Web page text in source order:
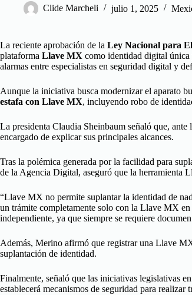
Clide Marcheli julio 1, 2025
La reciente aprobación de la Ley Nacional para
plataforma Llave MX como identidad digital única
alarmas entre especialistas en seguridad digital y
Aunque la iniciativa busca modernizar el aparato
estafa con Llave MX, incluyendo robo de
La presidenta Claudia Sheinbaum señaló que,
encargado de explicar sus principales alcances.
Tras la polémica generada por la facilidad para
de la Agencia Digital, aseguró que la herramienta
“Llave MX no permite suplantar la identidad de
un trámite completamente solo con la Llave MX
independiente, ya que siempre se requiere
Además, Merino afirmó que registrar una Llave
suplantación de identidad.
Finalmente, señaló que las iniciativas legislativas
establecerá mecanismos de seguridad para